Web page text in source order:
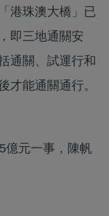
港珠澳大橋」已
即三地通關安
通關、試運行和
才能通關通行。
億元一事，陳帆